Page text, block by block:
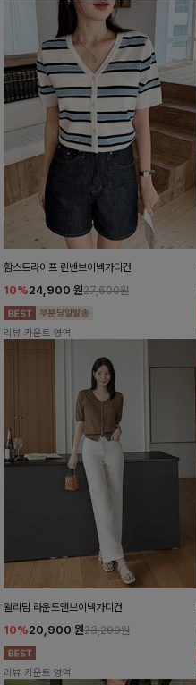
함스트라이프 린넨브이넥가디건
10%24,900 원27,600원
리뷰 카운트 영역
윌리덤 라운드앤브이넥가디건
10%20,900 원23,200원
리뷰 카운트 영역